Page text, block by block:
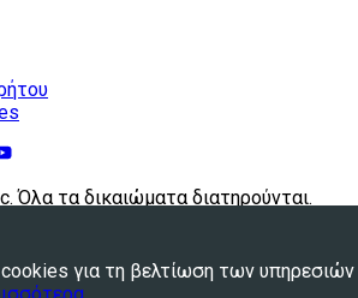
για τη βελτίωση των υπηρεσιών
Όλα τα δικαιώματα διατηρούνται.